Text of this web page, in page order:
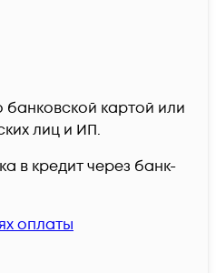
картой или
лиц и ИП.
в кредит через банк-
оплаты